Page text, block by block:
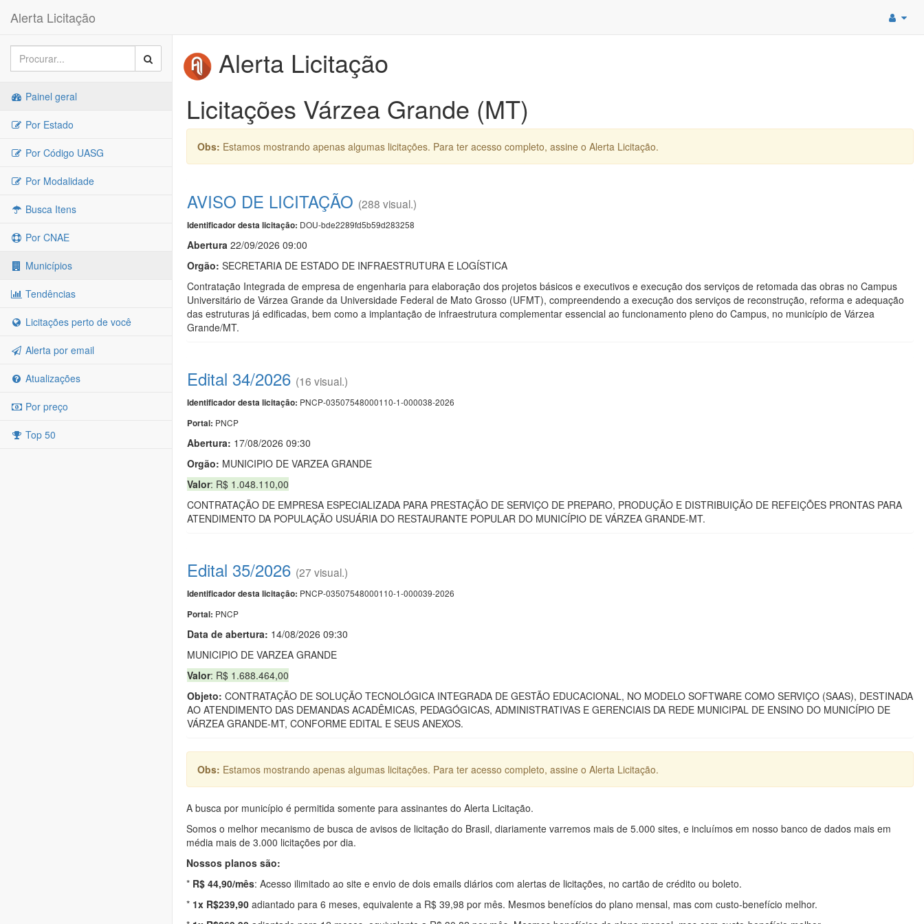
Alerta Licitação
Painel geral
Por Estado
Por Código UASG
Por Modalidade
Busca Itens
Por CNAE
Municípios
Tendências
Licitações perto de você
Alerta por email
Atualizações
Por preço
Top 50
Alerta Licitação
Licitações Várzea Grande (MT)
Obs: Estamos mostrando apenas algumas licitações. Para ter acesso completo, assine o Alerta Licitação.
AVISO DE LICITAÇÃO (288 visual.)
Identificador desta licitação: DOU-bde2289fd5b59d283258
Abertura 22/09/2026 09:00
Orgão: SECRETARIA DE ESTADO DE INFRAESTRUTURA E LOGÍSTICA
Contratação Integrada de empresa de engenharia para elaboração dos projetos básicos e executivos e execução dos serviços de retomada das obras no Campus
Universitário de Várzea Grande da Universidade Federal de Mato Grosso (UFMT), compreendendo a execução dos serviços de reconstrução, reforma e adequação
das estruturas já edificadas, bem como a implantação de infraestrutura complementar essencial ao funcionamento pleno do Campus, no município de Várzea
Grande/MT.
Edital 34/2026 (16 visual.)
Identificador desta licitação: PNCP-03507548000110-1-000038-2026
Portal: PNCP
Abertura: 17/08/2026 09:30
Orgão: MUNICIPIO DE VARZEA GRANDE
Valor: R$ 1.048.110,00
CONTRATAÇÃO DE EMPRESA ESPECIALIZADA PARA PRESTAÇÃO DE SERVIÇO DE PREPARO, PRODUÇÃO E DISTRIBUIÇÃO DE REFEIÇÕES PRONTAS PARA
ATENDIMENTO DA POPULAÇÃO USUÁRIA DO RESTAURANTE POPULAR DO MUNICÍPIO DE VÁRZEA GRANDE-MT.
Edital 35/2026 (27 visual.)
Identificador desta licitação: PNCP-03507548000110-1-000039-2026
Portal: PNCP
Data de abertura: 14/08/2026 09:30
MUNICIPIO DE VARZEA GRANDE
Valor: R$ 1.688.464,00
Objeto: CONTRATAÇÃO DE SOLUÇÃO TECNOLÓGICA INTEGRADA DE GESTÃO EDUCACIONAL, NO MODELO SOFTWARE COMO SERVIÇO (SAAS), DESTINADA
AO ATENDIMENTO DAS DEMANDAS ACADÊMICAS, PEDAGÓGICAS, ADMINISTRATIVAS E GERENCIAIS DA REDE MUNICIPAL DE ENSINO DO MUNICÍPIO DE
VÁRZEA GRANDE-MT, CONFORME EDITAL E SEUS ANEXOS.
Obs: Estamos mostrando apenas algumas licitações. Para ter acesso completo, assine o Alerta Licitação.
A busca por município é permitida somente para assinantes do Alerta Licitação.
Somos o melhor mecanismo de busca de avisos de licitação do Brasil, diariamente varremos mais de 5.000 sites, e incluímos em nosso banco de dados mais em
média mais de 3.000 licitações por dia.
Nossos planos são:
* R$ 44,90/mês: Acesso ilimitado ao site e envio de dois emails diários com alertas de licitações, no cartão de crédito ou boleto.
* 1x R$239,90 adiantado para 6 meses, equivalente a R$ 39,98 por mês. Mesmos benefícios do plano mensal, mas com custo-benefício melhor.